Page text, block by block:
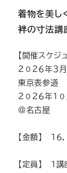
着物を美し
袢の寸法講
【開催スケジ
２０２６年３
東京表参道
２０２６年１
＠名古屋
【金額】 １６
【定員】 １講